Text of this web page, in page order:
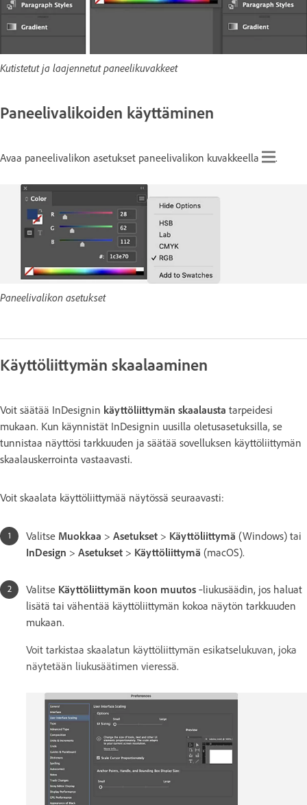
Kutistetut ja laajennetut paneelikuvakkeet
Paneelivalikoiden käyttäminen
Avaa paneelivalikon asetukset paneelivalikon kuvakkeella .
Paneelivalikon asetukset
Käyttöliittymän skaalaaminen
Voit säätää InDesignin käyttöliittymän skaalausta tarpeidesi
mukaan. Kun käynnistät InDesignin uusilla oletusasetuksilla, se
tunnistaa näyttösi tarkkuuden ja säätää sovelluksen käyttöliittymän
skaalauskerrointa vastaavasti.
Voit skaalata käyttöliittymää näytössä seuraavasti:
Valitse Muokkaa > Asetukset > Käyttöliittymä (Windows) tai
InDesign > Asetukset > Käyttöliittymä (macOS).
Valitse Käyttöliittymän koon muutos ‑liukusäädin, jos haluat
lisätä tai vähentää käyttöliittymän kokoa näytön tarkkuuden
mukaan.
Voit tarkistaa skaalatun käyttöliittymän esikatselukuvan, joka
näytetään liukusäätimen vieressä.